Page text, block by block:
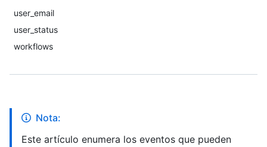
user_email
user_status
workflows
Nota:
Este artículo enumera los eventos que pueden